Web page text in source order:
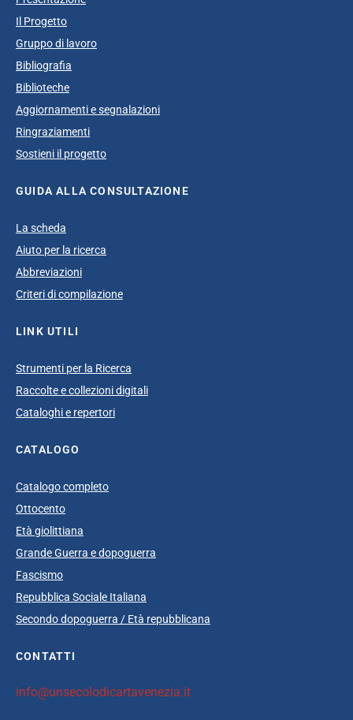
Il Progetto
Gruppo di lavoro
Bibliografia
Biblioteche
Aggiornamenti e segnalazioni
Ringraziamenti
Sostieni il progetto
GUIDA ALLA CONSULTAZIONE
La scheda
Aiuto per la ricerca
Abbreviazioni
Criteri di compilazione
LINK UTILI
Strumenti per la Ricerca
Raccolte e collezioni digitali
Cataloghi e repertori
CATALOGO
Catalogo completo
Ottocento
Età giolittiana
Grande Guerra e dopoguerra
Fascismo
Repubblica Sociale Italiana
Secondo dopoguerra / Età repubblicana
CONTATTI
info@unsecolodicartavenezia.it